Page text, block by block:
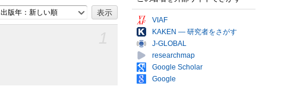
出版年：新しい順
VIAF
KAKEN — 研究者をさがす
J-GLOBAL
researchmap
Google Scholar
Google